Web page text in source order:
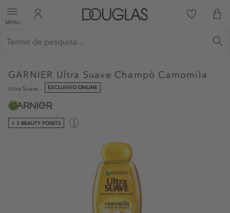
MENU
GARNIER Ultra Suave Champô Camomila
Ultra Suave EXCLUSIVO ONLINE
+ 3 BEAUTY POINTS